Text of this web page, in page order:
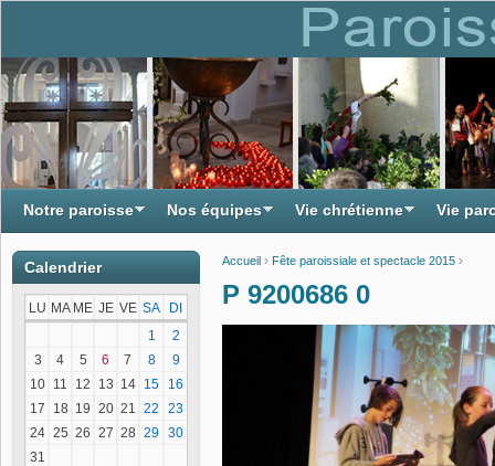
Accueil › Fête paroissiale et spectacle 2015 ›
P 9200686 0
Notre paroisse Nos équipes Vie chrétienne Vie
Calendrier
LU MA ME JE VE SA
DI
1
2
3
4 5 6 7 8
9
10 11 12 13 14 15
16
17
18 19 20 21 22
23
24 25 26 27 28 29 30
31